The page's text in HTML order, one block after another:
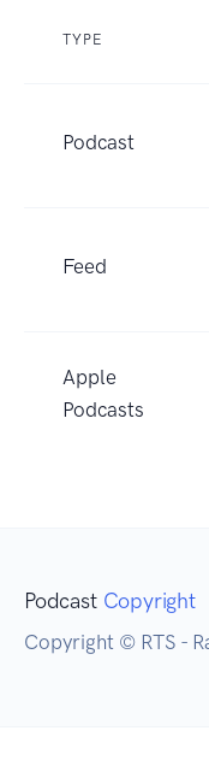
TYPE
Podcast
Feed
Apple
Podcasts
Podcast Copyright
Copyright © RTS -